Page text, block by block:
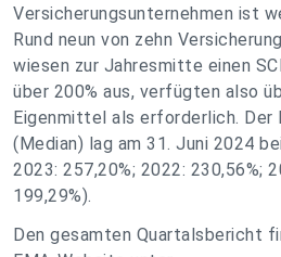
Versicherungsunternehmen ist
Rund neun von zehn
wiesen zur Jahresmitte einen
über 200% aus, verfügten also
Eigenmittel als erforderlich.
(Median) lag am 31. Juni 2024
2023: 257,20%; 2022: 230,56%;
199,29%).
Den gesamten Quartalsbericht